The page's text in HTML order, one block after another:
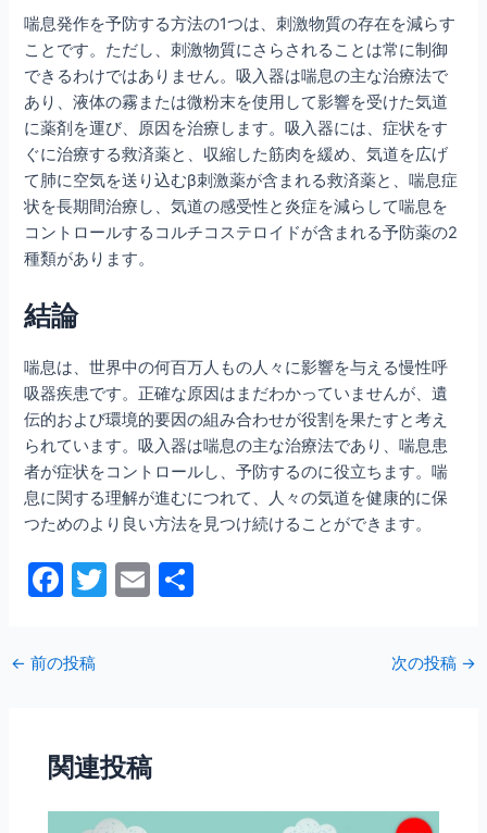
喘息発作を予防する方法の1つは、刺激物質の存在を減らす
ことです。ただし、刺激物質にさらされることは常に制御
できるわけではありません。吸入器は喘息の主な治療法で
あり、液体の霧または微粉末を使用して影響を受けた気道
に薬剤を運び、原因を治療します。吸入器には、症状をす
ぐに治療する救済薬と、収縮した筋肉を緩め、気道を広げ
て肺に空気を送り込むβ刺激薬が含まれる救済薬と、喘息症
状を長期間治療し、気道の感受性と炎症を減らして喘息を
コントロールするコルチコステロイドが含まれる予防薬の2
種類があります。
結論
喘息は、世界中の何百万人もの人々に影響を与える慢性呼
吸器疾患です。正確な原因はまだわかっていませんが、遺
伝的および環境的要因の組み合わせが役割を果たすと考え
られています。吸入器は喘息の主な治療法であり、喘息患
者が症状をコントロールし、予防するのに役立ちます。喘
息に関する理解が進むにつれて、人々の気道を健康的に保
つためのより良い方法を見つけ続けることができます。
F
c
e
o
o
k
T
E
← 前の投稿 次の投稿 →
関連投稿